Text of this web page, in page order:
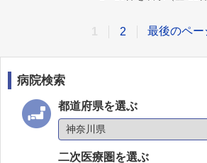
2 最後のペー
病院検索
都道府県を選ぶ
二次医療圏を選ぶ